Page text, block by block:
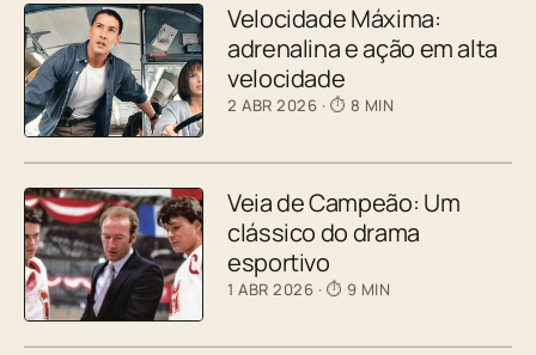
Velocidade Máxima:
adrenalina e ação em alta
velocidade
2 ABR 2026 · ⏱ 8 MIN
Veia de Campeão: Um
clássico do drama
esportivo
1 ABR 2026 · ⏱ 9 MIN